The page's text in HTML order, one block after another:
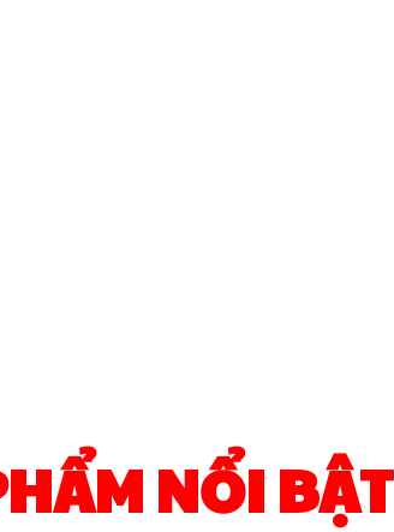
NỔI BẬT